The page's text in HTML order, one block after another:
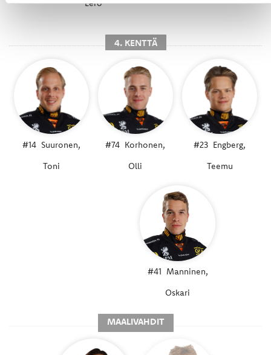
Eero
4. KENTTÄ
#14 Suuronen,
Toni
#74 Korhonen,
Olli
#23 Engberg,
Teemu
#41 Manninen,
Oskari
MAALIVAHDIT